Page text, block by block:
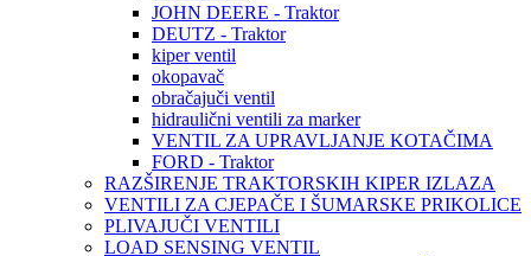
JOHN DEERE - Traktor
DEUTZ - Traktor
kiper ventil
okopavač
obračajuči ventil
hidraulični ventili za marker
VENTIL ZA UPRAVLJANJE KOTAČIMA
FORD - Traktor
RAZŠIRENJE TRAKTORSKIH KIPER IZLAZA
VENTILI ZA CJEPAČE I ŠUMARSKE PRIKOLICE
PLIVAJUČI VENTILI
LOAD SENSING VENTIL